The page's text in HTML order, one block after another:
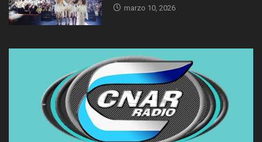
marzo 10, 2026